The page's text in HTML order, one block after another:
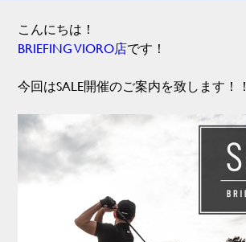
こんにちは！
BRIEFING VIORO店です！
今回はSALE開催のご案内を致します！！